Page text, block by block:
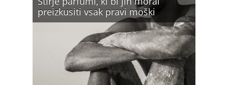
preizkusiti vsak pravi moški